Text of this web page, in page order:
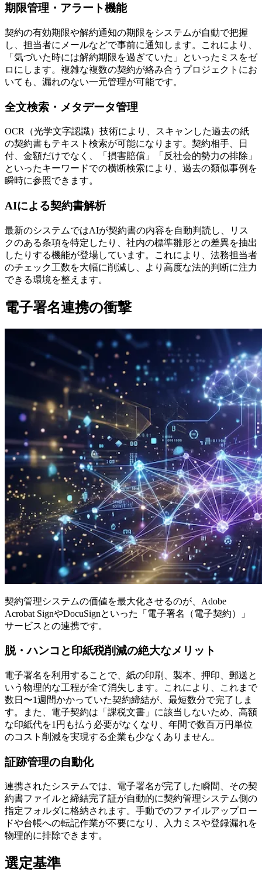
期限管理・アラート機能
契約の有効期限や解約通知の期限をシステムが自動で把握
し、担当者にメールなどで事前に通知します。これにより、
「気づいた時には解約期限を過ぎていた」といったミスをゼ
ロにします。複雑な複数の契約が絡み合うプロジェクトにお
いても、漏れのない一元管理が可能です。
全文検索・メタデータ管理
OCR（光学文字認識）技術により、スキャンした過去の紙
の契約書もテキスト検索が可能になります。契約相手、日
付、金額だけでなく、「損害賠償」「反社会的勢力の排除」
といったキーワードでの横断検索により、過去の類似事例を
瞬時に参照できます。
AIによる契約書解析
最新のシステムではAIが契約書の内容を自動判読し、リス
クのある条項を特定したり、社内の標準雛形との差異を抽出
したりする機能が登場しています。これにより、法務担当者
のチェック工数を大幅に削減し、より高度な法的判断に注力
できる環境を整えます。
電子署名連携の衝撃
契約管理システムの価値を最大化させるのが、Adobe
Acrobat SignやDocuSignといった「電子署名（電子契約）」
サービスとの連携です。
脱・ハンコと印紙税削減の絶大なメリット
電子署名を利用することで、紙の印刷、製本、押印、郵送と
いう物理的な工程が全て消失します。これにより、これまで
数日〜1週間かかっていた契約締結が、最短数分で完了しま
す。また、電子契約は「課税文書」に該当しないため、高額
な印紙代を1円も払う必要がなくなり、年間で数百万円単位
のコスト削減を実現する企業も少なくありません。
証跡管理の自動化
連携されたシステムでは、電子署名が完了した瞬間、その契
約書ファイルと締結完了証が自動的に契約管理システム側の
指定フォルダに格納されます。手動でのファイルアップロー
ドや台帳への転記作業が不要になり、入力ミスや登録漏れを
物理的に排除できます。
選定基準